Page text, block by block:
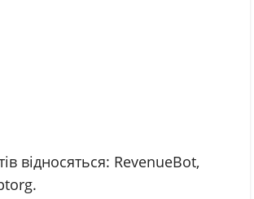
відносяться: RevenueBot,